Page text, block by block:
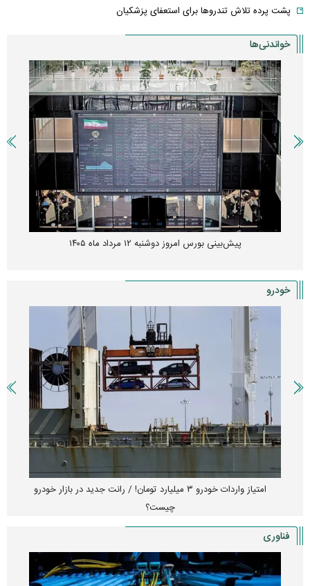
پشت پرده تلاش تندروها برای استعفای پزشکیان
خواندنی‌ها
پیش‌بینی بورس امروز دوشنبه ۱۲ مرداد ماه ۱۴۰۵
خودرو
امتیاز واردات خودرو ۳ میلیارد تومان! / رانت جدید در بازار خودرو
چیست؟
فناوری